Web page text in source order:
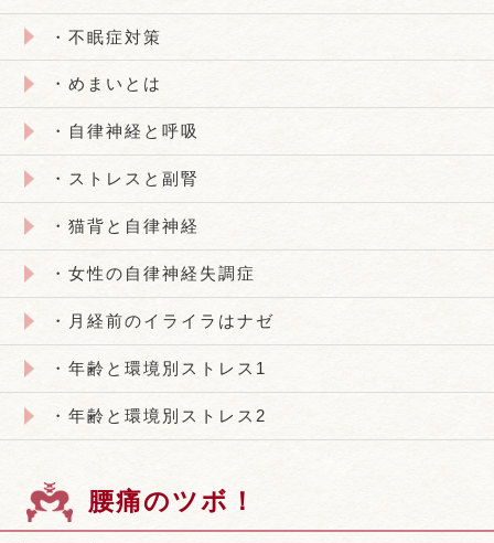
・不眠症対策
・めまいとは
・自律神経と呼吸
・ストレスと副腎
・猫背と自律神経
・女性の自律神経失調症
・月経前のイライラはナゼ
・年齢と環境別ストレス1
・年齢と環境別ストレス2
腰痛のツボ！